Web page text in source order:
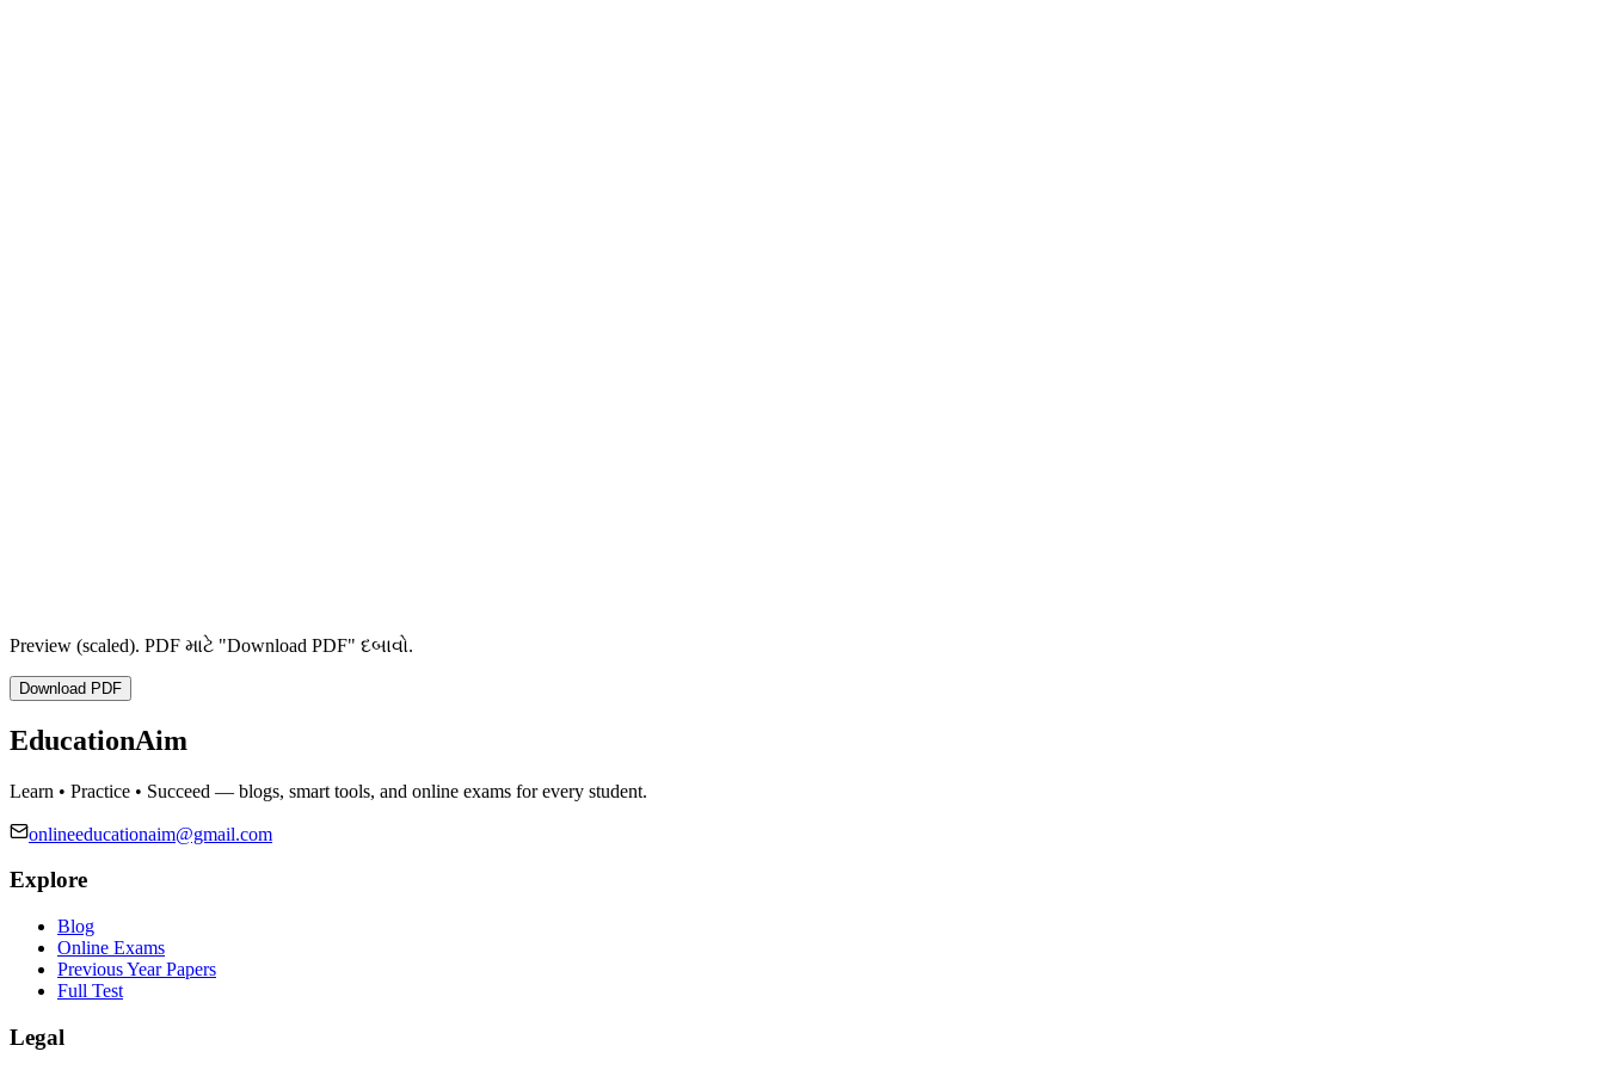
Preview (scaled). PDF માટે "Download PDF" દબાવો.
Download PDF
EducationAim
Learn • Practice • Succeed — blogs, smart tools, and online exams for every student.
onlineeducationaim@gmail.com
Explore
Blog
Online Exams
Previous Year Papers
Full Test
Legal